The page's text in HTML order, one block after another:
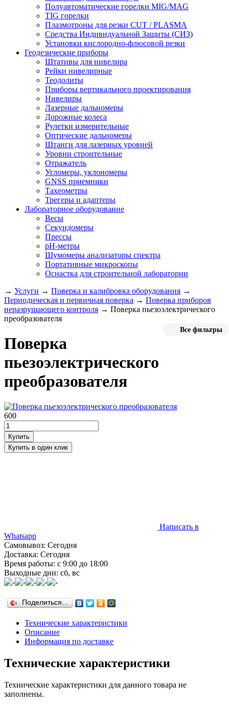
Полуавтоматические горелки MIG/MAG
TIG горелки
Плазмотроны для резки CUT / PLASMA
Средства Индивидуальной Защиты (СИЗ)
Установки кислородно-флюсовой резки
Геодезические приборы
Штативы для нивелира
Рейки нивелирные
Теодолиты
Приборы вертикального проектирования
Нивелиры
Лазерные дальномеры
Дорожные колеса
Рулетки измерительные
Оптические дальномеры
Штанги для лазерных уровней
Уровни строительные
Отражатель
Угломеры, уклономеры
GNSS приемники
Тахеометры
Трегеры и адаптеры
Лабораторное оборудование
Весы
Секундомеры
Прессы
pH-метры
Шумомеры анализаторы спектра
Портативные микроскопы
Оснастка для строительной лаборатории
→ Услуги → Поверка и калибровка оборудования →
Периодическая и первичная поверка → Поверка приборов
неразрушающего контроля → Поверка пьезоэлектрического
преобразователя
Все фильтры
Поверка
пьезоэлектрического
преобразователя
600
Написать в
Whatsapp
Самовывоз: Сегодня
Доставка: Сегодня
Время работы: с 9:00 до 18:00
Выходные дни: сб, вс
Поделиться…
Технические характеристики
Описание
Информация по доставке
Технические характеристики
Технические характеристики для данного товара не
заполнены.